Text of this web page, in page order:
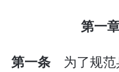
第
第一条 为了规